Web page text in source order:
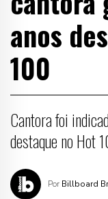
anos
100
Cantora foi
destaque no Hot
Por Billboard